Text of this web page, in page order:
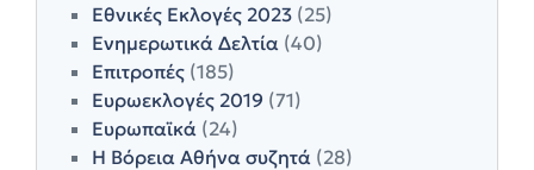
Εθνικές Εκλογές 2023 (25)
Ενημερωτικά Δελτία (40)
Επιτροπές (185)
Ευρωεκλογές 2019 (71)
Ευρωπαϊκά (24)
Η Βόρεια Αθήνα συζητά (28)